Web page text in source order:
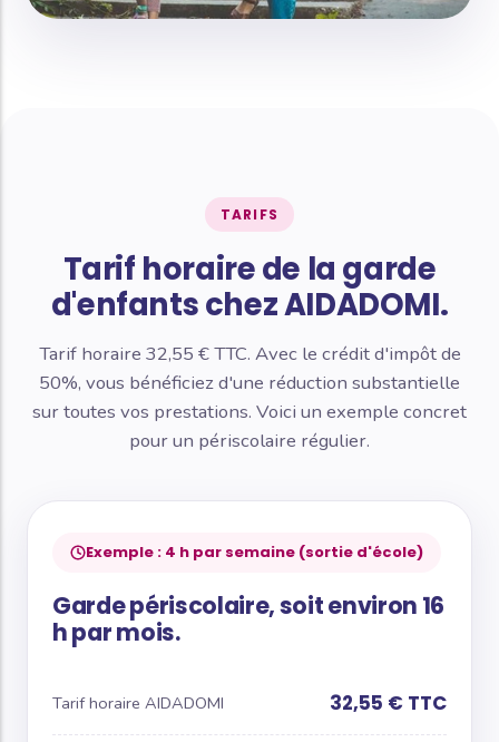
TARIFS
Tarif horaire de la garde
d'enfants chez AIDADOMI.
Tarif horaire 32,55 € TTC. Avec le crédit d'impôt de
50%, vous bénéficiez d'une réduction substantielle
sur toutes vos prestations. Voici un exemple concret
pour un périscolaire régulier.
Exemple : 4 h par semaine (sortie d'école)
Garde périscolaire, soit environ 16
h par mois.
Tarif horaire AIDADOMI 32,55 € TTC